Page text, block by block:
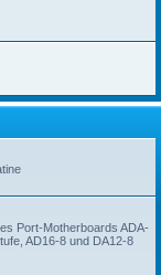
Port-Motherboards ADA-
AD16-8 und DA12-8